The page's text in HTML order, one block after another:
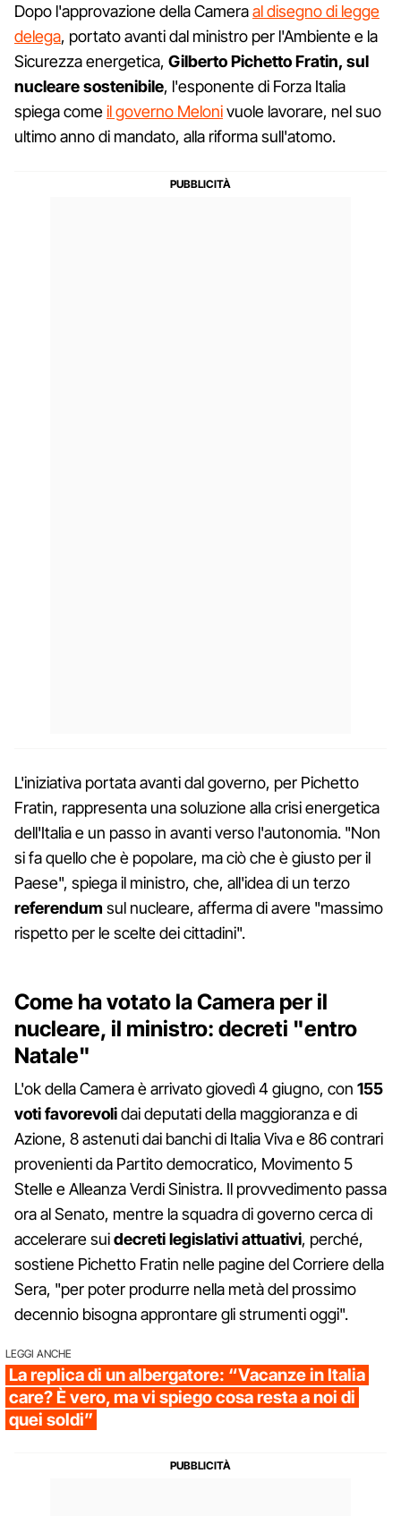
Dopo l'approvazione della Cameraal disegno di legge
delega, portato avanti dal ministro per l'Ambiente e la
Sicurezza energetica, Gilberto Pichetto Fratin, sul
nucleare sostenibile, l'esponente di Forza Italia
spiega comeil governo Melonivuole lavorare, nel suo
ultimo anno di mandato, alla riforma sull'atomo.
L'iniziativa portata avanti dal governo, per Pichetto
Fratin, rappresenta una soluzione alla crisi energetica
dell'Italia e un passo in avanti verso l'autonomia. "Non
si fa quello che è popolare, ma ciò che è giusto per il
Paese", spiega il ministro, che, all'idea di un terzo
referendum sul nucleare, afferma di avere "massimo
rispetto per le scelte dei cittadini".
Come ha votato la Camera per il
nucleare, il ministro: decreti "entro
Natale"
L'ok della Camera è arrivato giovedì 4 giugno, con 155
voti favorevolidai deputati della maggioranza e di
Azione, 8 astenuti dai banchi di Italia Viva e 86 contrari
provenienti da Partito democratico, Movimento 5
Stelle e Alleanza Verdi Sinistra. Il provvedimento passa
ora al Senato, mentre la squadra di governo cerca di
accelerare suidecreti legislativi attuativi, perché,
sostiene Pichetto Fratin nelle pagine del Corriere della
Sera, "per poter produrre nella metà del prossimo
decennio bisogna approntare gli strumenti oggi".
LEGGI ANCHE
La replica di un albergatore: “Vacanze in Italia
care? È vero, ma vi spiego cosa resta a noi di
quei soldi”